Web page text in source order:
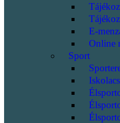
E-
Online
Sport